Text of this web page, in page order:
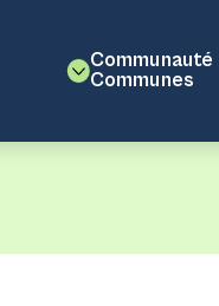
Communauté
Communes